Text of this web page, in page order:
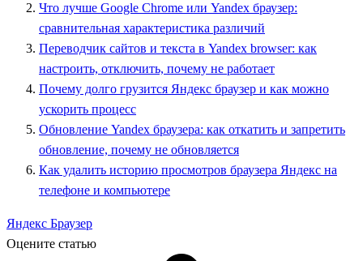
Что лучше Google Chrome или Yandex браузер:
сравнительная характеристика различий
Переводчик сайтов и текста в Yandex browser: как
настроить, отключить, почему не работает
Почему долго грузится Яндекс браузер и как можно
ускорить процесс
Обновление Yandex браузера: как откатить и запретить
обновление, почему не обновляется
Как удалить историю просмотров браузера Яндекс на
телефоне и компьютере
Яндекс Браузер
Оцените статью